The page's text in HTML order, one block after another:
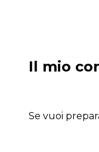
Il mio
Se vuoi